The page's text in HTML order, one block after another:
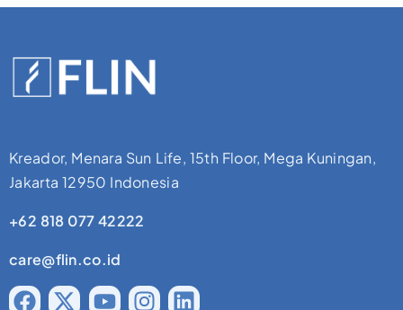
Kreador, Menara Sun Life, 15th Floor, Mega Kuningan,
Jakarta 12950 Indonesia
+62 818 077 42222
care@flin.co.id